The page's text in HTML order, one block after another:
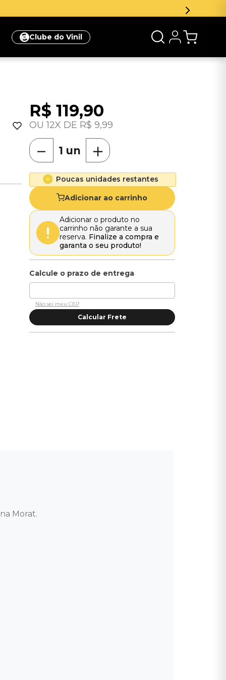
Clube do Vinil
R$ 119,90
12 R$ 9,99
＋
－
Poucas unidades restantes
Adicionar ao carrinho
Adicionar o produto no
carrinho não garante a sua
reserva. Finalize a compra e
garanta o seu produto!
Não sei meu CEP
Morat.